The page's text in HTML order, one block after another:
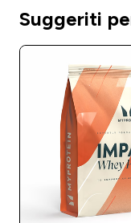
Suggeriti